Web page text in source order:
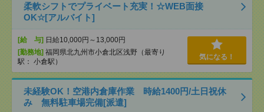
柔軟シフトでプライベート充実！☆WEB面接
OK☆[アルバイト]
[給 与] 日給10,000円～13,000円
[勤務地] 福岡県北九州市小倉北区浅野（最寄り
駅： 小倉駅）
気になる！
未経験OK！空港内倉庫作業 時給1400円/土日祝休
み 無料駐車場完備[派遣]